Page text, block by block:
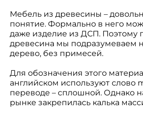
Мебель из древесины –
понятие. Формально в него
даже изделие из ДСП. Поэтому
древесина мы подразумеваем
дерево, без примесей.
Для обозначения этого
английском используют слово
переводе – сплошной. Однако
рынке закрепилась калька